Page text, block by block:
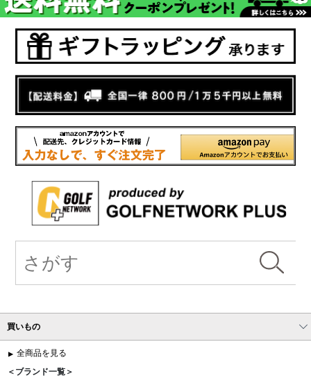
買いもの
全商品を見る
＜ブランド一覧＞